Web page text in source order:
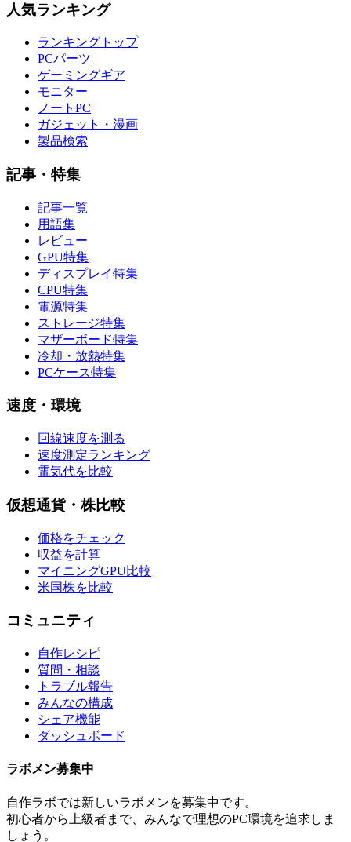
人気ランキング
ランキングトップ
PCパーツ
ゲーミングギア
モニター
ノートPC
ガジェット・漫画
製品検索
記事・特集
記事一覧
用語集
レビュー
GPU特集
ディスプレイ特集
CPU特集
電源特集
ストレージ特集
マザーボード特集
冷却・放熱特集
PCケース特集
速度・環境
回線速度を測る
速度測定ランキング
電気代を比較
仮想通貨・株比較
価格をチェック
収益を計算
マイニングGPU比較
米国株を比較
コミュニティ
自作レシピ
質問・相談
トラブル報告
みんなの構成
シェア機能
ダッシュボード
ラボメン募集中
自作ラボでは新しいラボメンを募集中です。
初心者から上級者まで、みんなで理想のPC環境を追求しま
しょう。